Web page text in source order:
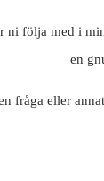
följa med i
en
fråga eller